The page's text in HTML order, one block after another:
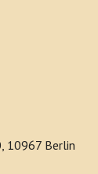
10967 Berlin